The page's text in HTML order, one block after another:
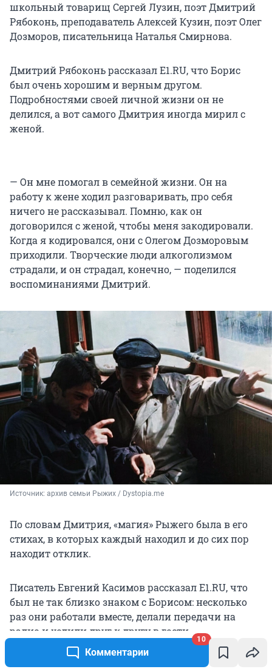
Комментарии
10
школьный товарищ Сергей Лузин, поэт Дмитрий
Рябоконь, преподаватель Алексей Кузин, поэт Олег
Дозморов, писательница Наталья Смирнова.
Дмитрий Рябоконь рассказал E1.RU, что Борис
был очень хорошим и верным другом.
Подробностями своей личной жизни он не
делился, а вот самого Дмитрия иногда мирил с
женой.
— Он мне помогал в семейной жизни. Он на
работу к жене ходил разговаривать, про себя
ничего не рассказывал. Помню, как он
договорился с женой, чтобы меня закодировали.
Когда я кодировался, они с Олегом Дозморовым
приходили. Творческие люди алкоголизмом
страдали, и он страдал, конечно, — поделился
воспоминаниями Дмитрий.
Источник: архив семьи Рыжих / Dystopia.me
По словам Дмитрия, «магия» Рыжего была в его
стихах, в которых каждый находил и до сих пор
находит отклик.
Писатель Евгений Касимов рассказал E1.RU, что
был не так близко знаком с Борисом: несколько
раз они работали вместе, делали передачи на
радио и ходили друг к другу в гости.